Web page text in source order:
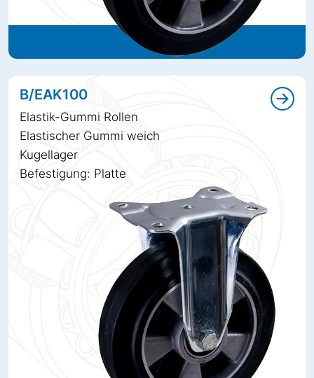
B/EAK100
Elastik-Gummi Rollen
Elastischer Gummi weich
Kugellager
Befestigung: Platte